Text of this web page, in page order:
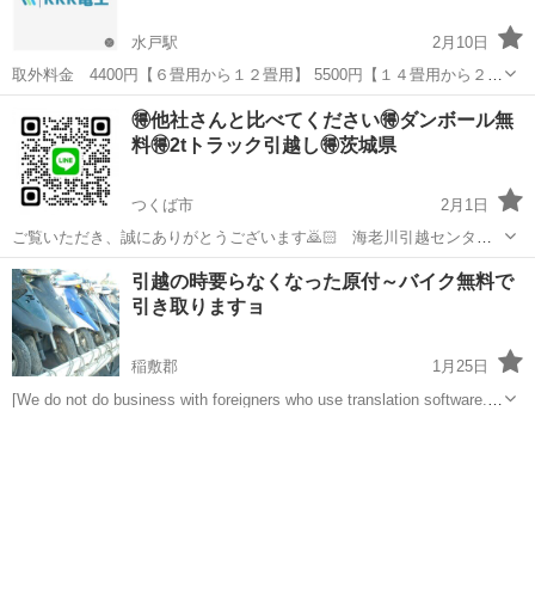
水戸駅
2月10日
取外料金 4400円【６畳用から１２畳用】 5500円【１４畳用から２３
畳用】 ※再利用出来るように綺麗にお取り外しを致します。 室内機が
2階で室外機1階の場合 →スライダー作業料＋330...
水戸駅 引っ越し 取り外し
🉐他社さんと比べてください🉐ダンボール無
料🉐2tトラック引越し🉐茨城県
つくば市
2月1日
ご覧いただき、誠にありがとうございます🙇🏻 海老川引越センター
と申します！ 【お客様からいただきましたアンケートです】
https://ibb.co/n0yYbpP https://ibb.co/j5PTy...
茨城 つくば市 引っ越し 無料
引越の時要らなくなった原付～バイク無料で
引き取りますョ
稲敷郡
1月25日
[We do not do business with foreigners who use translation software.]